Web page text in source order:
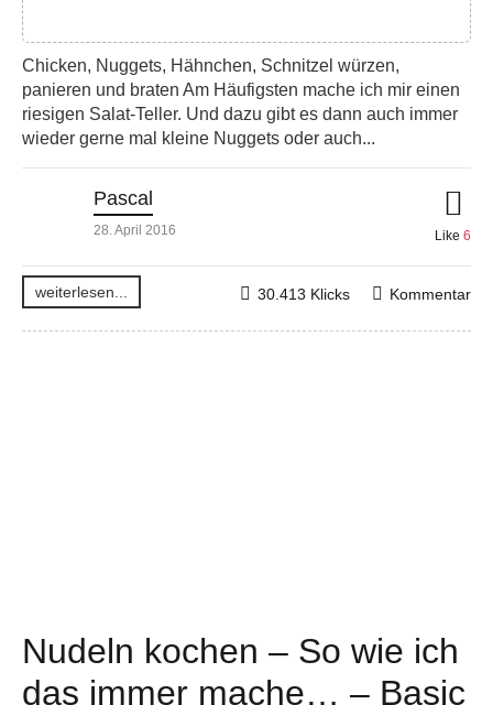
Chicken, Nuggets, Hähnchen, Schnitzel würzen,
panieren und braten Am Häufigsten mache ich mir einen
riesigen Salat-Teller. Und dazu gibt es dann auch immer
wieder gerne mal kleine Nuggets oder auch...
Pascal
28. April 2016 Like 6
weiterlesen... Kommentar
30.413 Klicks
Nudeln kochen – So wie ich
das immer mache… – Basic